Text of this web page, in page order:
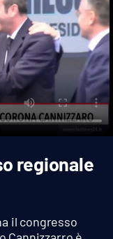
regionale
il congresso